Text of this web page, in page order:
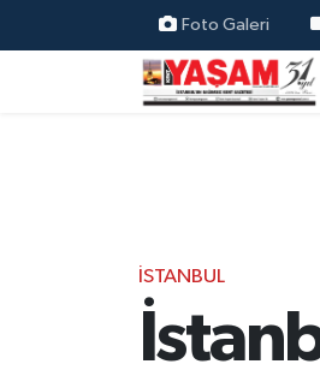
Foto Galeri
İSTANBUL